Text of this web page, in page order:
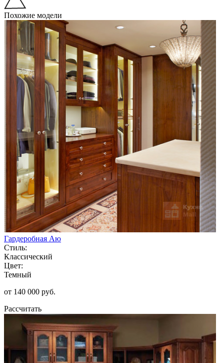
Похожие модели
Гардеробная Аю
Стиль:
Классический
Цвет:
Темный
от 140 000 руб.
Рассчитать